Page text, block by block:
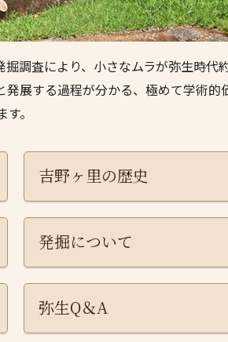
調査により、小さなムラが弥生時代
展する過程が分かる、極めて学術的
。
吉野ヶ里の歴史
発掘について
弥生Q＆A